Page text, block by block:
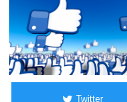
Twitter